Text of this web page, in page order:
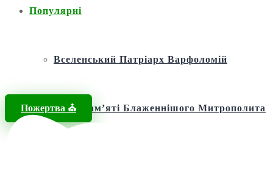
Популярні
Вселенський Патріарх Варфоломій
Фонд пам’яті Блаженнішого Митрополита
Пожертва ⛪️